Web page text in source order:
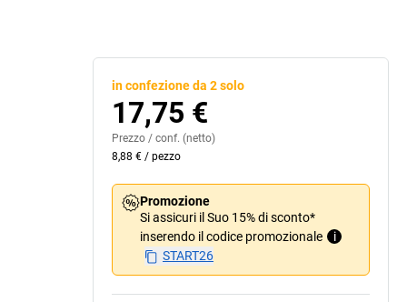
in confezione da 2 solo
17,75 €
Prezzo / conf. (netto)
8,88 € / pezzo
Promozione
Si assicuri il Suo 15% di sconto*
inserendo il codice promozionale
i
START26